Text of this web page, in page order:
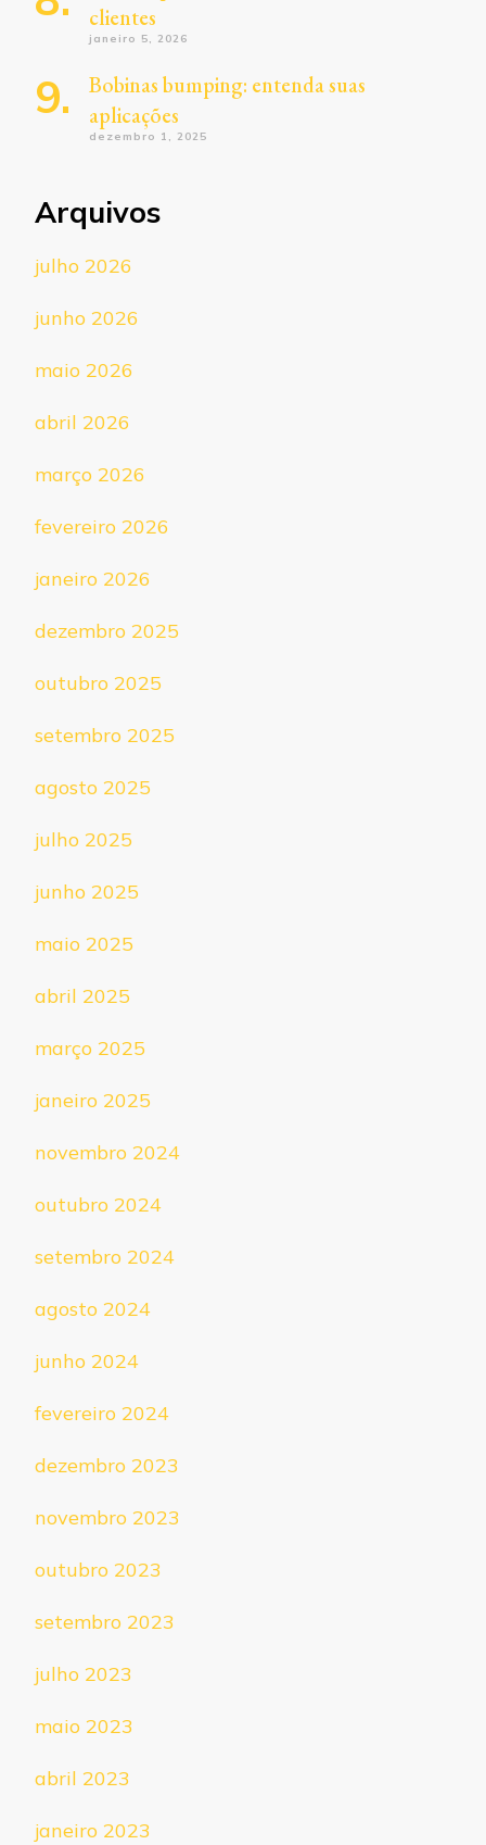
clientes
janeiro 5, 2026
Bobinas bumping: entenda suas
aplicações
dezembro 1, 2025
Arquivos
julho 2026
junho 2026
maio 2026
abril 2026
março 2026
fevereiro 2026
janeiro 2026
dezembro 2025
outubro 2025
setembro 2025
agosto 2025
julho 2025
junho 2025
maio 2025
abril 2025
março 2025
janeiro 2025
novembro 2024
outubro 2024
setembro 2024
agosto 2024
junho 2024
fevereiro 2024
dezembro 2023
novembro 2023
outubro 2023
setembro 2023
julho 2023
maio 2023
abril 2023
janeiro 2023